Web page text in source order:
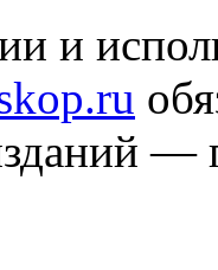
и
—